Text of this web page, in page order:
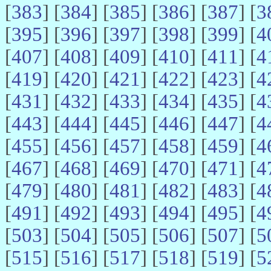
[383] [384] [385] [386] [387] [
[395] [396] [397] [398] [399] [
[407] [408] [409] [410] [411] [
[419] [420] [421] [422] [423] [
[431] [432] [433] [434] [435] [
[443] [444] [445] [446] [447] [
[455] [456] [457] [458] [459] [
[467] [468] [469] [470] [471] [
[479] [480] [481] [482] [483] [
[491] [492] [493] [494] [495] [
[503] [504] [505] [506] [507] [
[515] [516] [517] [518] [519] [